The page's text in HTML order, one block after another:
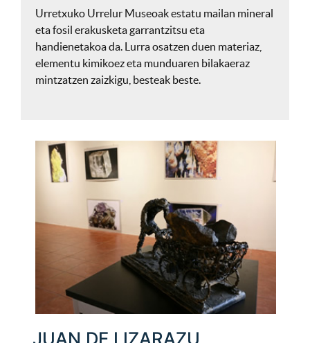
Urretxuko Urrelur Museoak estatu mailan mineral
eta fosil erakusketa garrantzitsu eta
handienetakoa da. Lurra osatzen duen materiaz,
elementu kimikoez eta munduaren bilakaeraz
mintzatzen zaizkigu, besteak beste.